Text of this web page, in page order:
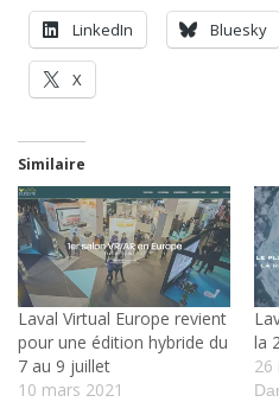
LinkedIn Bluesky
X
Similaire
Laval Virtual Europe revient
pour une édition hybride du
7 au 9 juillet
10 mars 2021
la
26